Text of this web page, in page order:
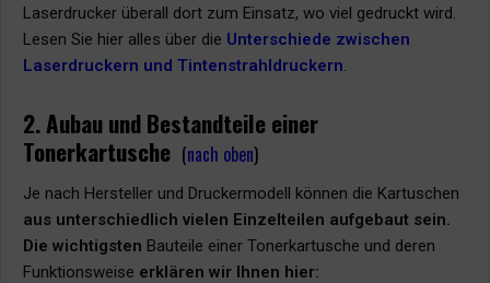
Laserdrucker überall dort zum Einsatz, wo viel gedruckt wird.
Lesen Sie hier alles über die Unterschiede zwischen
Laserdruckern und Tintenstrahldruckern.
2. Aubau und Bestandteile einer
Tonerkartusche (nach oben)
Je nach Hersteller und Druckermodell können die Kartuschen
aus unterschiedlich vielen Einzelteilen aufgebaut sein.
Die wichtigsten Bauteile einer Tonerkartusche und deren
Funktionsweise erklären wir Ihnen hier: